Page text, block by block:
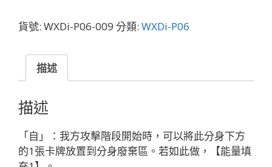
キ
キ
コ
ス
バ
ン
「綠
色
貨號: WXDi-P06-009 分類: WXDi-P06
描述
描述
「自」：我方攻擊階段開始時，可以將此分身下方
的1張卡牌放置到分身廢棄區。若如此做，【能量填